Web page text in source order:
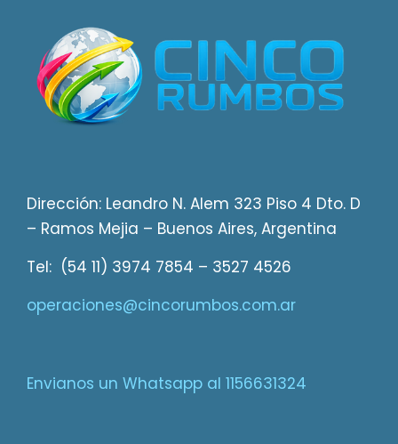
Dirección: Leandro N. Alem 323 Piso 4 Dto. D
– Ramos Mejia – Buenos Aires, Argentina
Tel: (54 11) 3974 7854 – 3527 4526
operaciones@cincorumbos.com.ar
Envianos un Whatsapp al 1156631324